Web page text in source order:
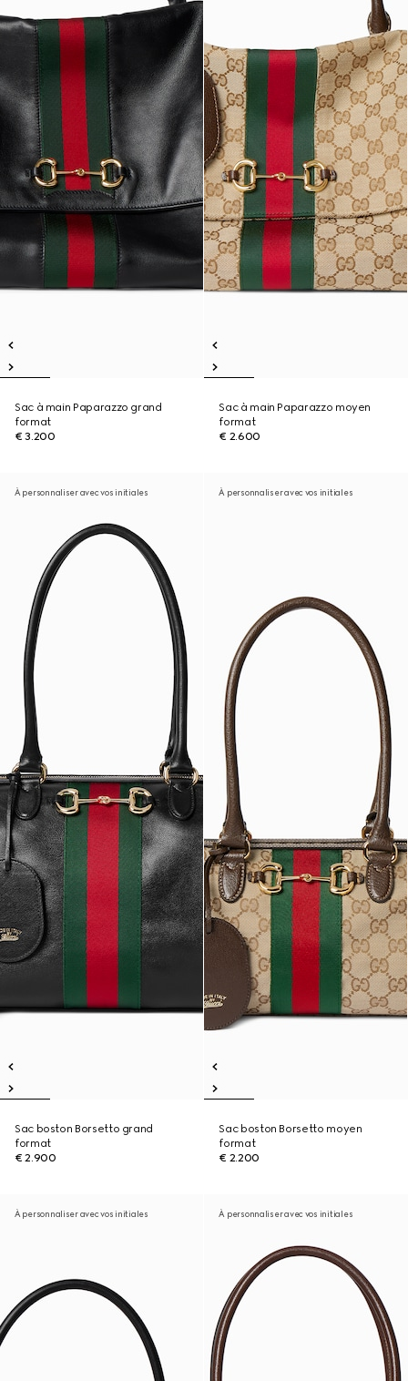
Sac à main Paparazzo grand
format
€ 3.200
Sac à main Paparazzo moyen
format
€ 2.600
À personnaliser avec vos initiales
Sac boston Borsetto grand
format
€ 2.900
À personnaliser avec vos initiales
Sac boston Borsetto moyen
format
€ 2.200
À personnaliser avec vos initiales À personnaliser avec vos initiales